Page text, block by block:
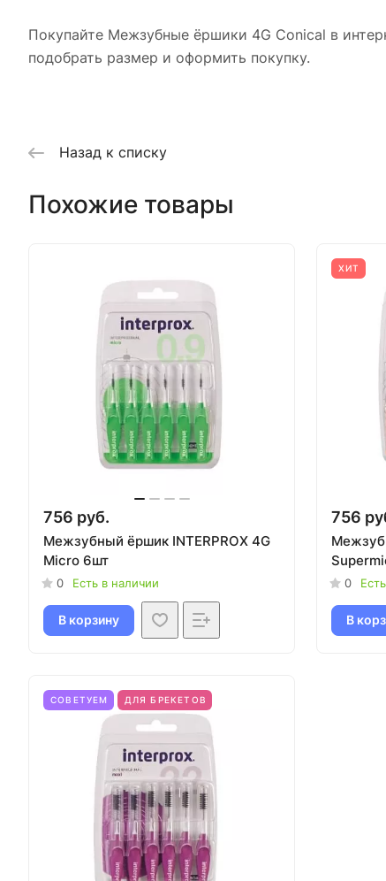
Покупайте Межзубные ёршики 4G Conical в
подобрать размер и оформить покупку.
Назад к списку
Похожие товары
756 руб.
Межзубный ёршик INTERPROX 4G
Micro 6шт
0 Есть в наличии
В корзину
ХИТ
756
0
В
СОВЕТУЕМ ДЛЯ БРЕКЕТОВ